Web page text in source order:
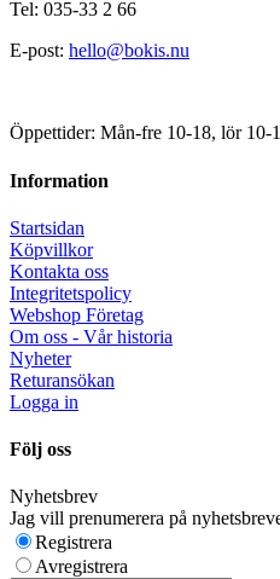
Tel: 035-33 2 66
E-post: hello@bokis.nu
Öppettider: Mån-fre 10-18, lör 10-
Information
Startsidan
Köpvillkor
Kontakta oss
Integritetspolicy
Webshop Företag
Om oss - Vår historia
Nyheter
Returansökan
Logga in
Följ oss
Nyhetsbrev
Jag vill prenumerera på
Registrera
Avregistrera